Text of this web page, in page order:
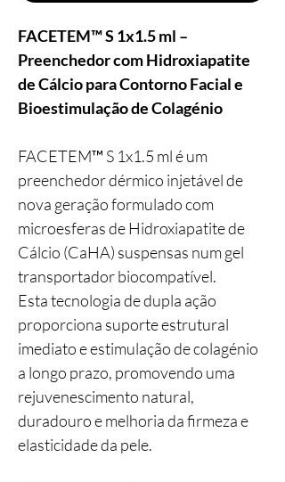
FACETEM™ S 1x1.5 ml –
Preenchedor com Hidroxiapatite
de Cálcio para Contorno Facial e
Bioestimulação de Colagénio
FACETEM™ S 1x1.5 ml é um
preenchedor dérmico injetável de
nova geração formulado com
microesferas de Hidroxiapatite de
Cálcio (CaHA) suspensas num gel
transportador biocompatível.
Esta tecnologia de dupla ação
proporciona suporte estrutural
imediato e estimulação de colagénio
a longo prazo, promovendo uma
rejuvenescimento natural,
duradouro e melhoria da firmeza e
elasticidade da pele.